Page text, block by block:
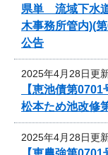
県単 流域下水
木事務所管内)(
公告
2025年4月28日更
【恵池債第
松本ため池改修
2025年4月28日更